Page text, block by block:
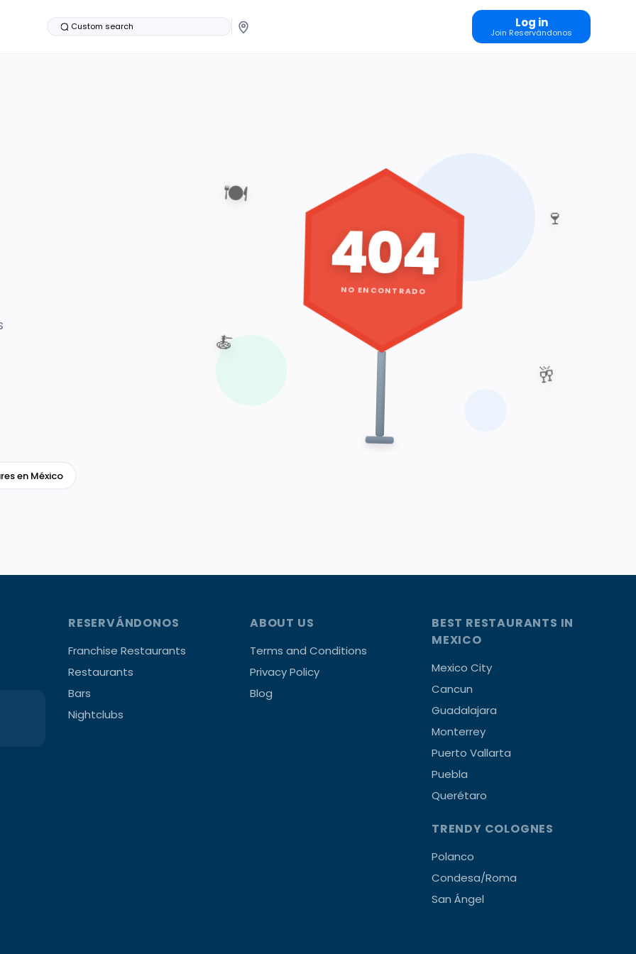
Custom search Log in
Join Reservándonos
en México
🍽️
🍷
🥂
🍝
404
NO ENCONTRADO
RESERVÁNDONOS
Franchise Restaurants
Restaurants
Bars
Nightclubs
ABOUT US
Terms and Conditions
Privacy Policy
Blog
BEST RESTAURANTS IN
MEXICO
Mexico City
Cancun
Guadalajara
Monterrey
Puerto Vallarta
Puebla
Querétaro
TRENDY COLOGNES
Polanco
Condesa/Roma
San Ángel